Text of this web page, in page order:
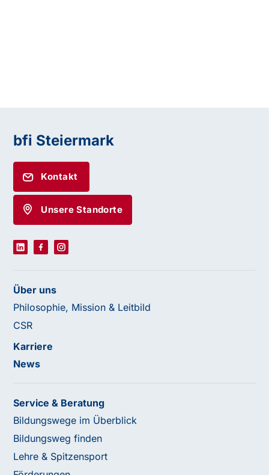
bfi Steiermark
Kontakt
Unsere Standorte
Über uns
Philosophie, Mission & Leitbild
CSR
Karriere
News
Service & Beratung
Bildungswege im Überblick
Bildungsweg finden
Lehre & Spitzensport